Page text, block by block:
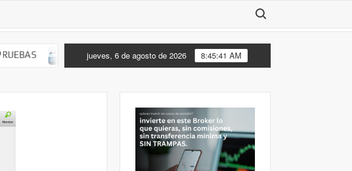
Buscar:
CAMBIANDO EL ESCRITORIO DE MI FEDORA 44 DE XFCE A KDE PLASMA
jueves, 6 de agosto de 2026 8:45:41 AM